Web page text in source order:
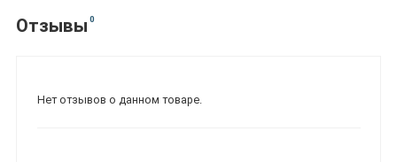
Отзывы 0
Нет отзывов о данном товаре.